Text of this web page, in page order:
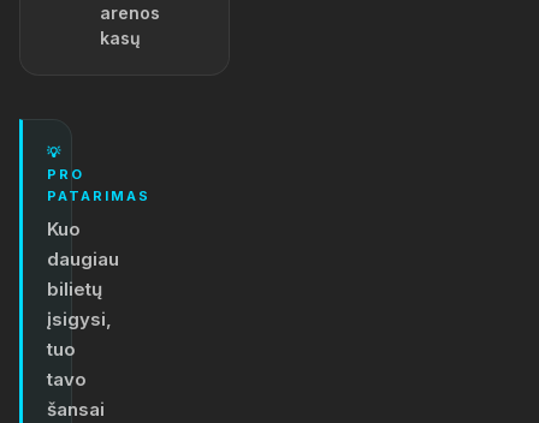
arenos
kasų
💡
PRO
PATARIMAS
Kuo
daugiau
bilietų
įsigysi,
tuo
tavo
šansai